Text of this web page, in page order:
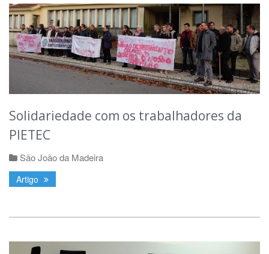
Solidariedade com os trabalhadores da
PIETEC
São João da Madeira
Artigo